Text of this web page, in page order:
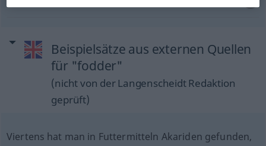
Beispielsätze aus externen Quellen
für "fodder"
(nicht von der Langenscheidt Redaktion
geprüft)
Viertens hat man in Futtermitteln Akariden gefunden,